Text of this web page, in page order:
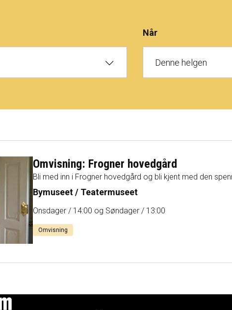
Når
Denne helgen
Omvisning: Frogner hovedgård
Bli med inn i Frogner hovedgård og bli kjent med den
Bymuseet / Teatermuseet
Onsdager / 14:00 og Søndager / 13:00
Omvisning